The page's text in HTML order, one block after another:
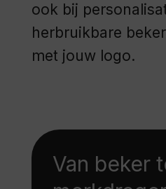
ook bij
herbruikbare
met jouw logo.
Van beker